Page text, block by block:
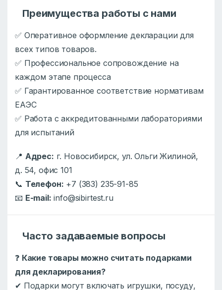
Преимущества работы с нами
✅ Оперативное оформление декларации для
всех типов товаров.
✅ Профессиональное сопровождение на
каждом этапе процесса
✅ Гарантированное соответствие нормативам
ЕАЭС
✅ Работа с аккредитованными лабораториями
для испытаний
📍 Адрес: г. Новосибирск, ул. Ольги Жилиной,
д. 54, офис 101
📞 Телефон: +7 (383) 235-91-85
📧 E-mail: info@sibirtest.ru
Часто задаваемые вопросы
❓ Какие товары можно считать подарками
для декларирования?
✔ Подарки могут включать игрушки, посуду,